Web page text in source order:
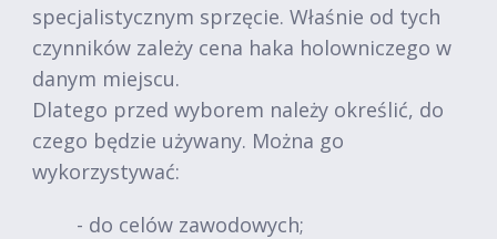
specjalistycznym sprzęcie. Właśnie od tych
czynników zależy cena haka holowniczego w
danym miejscu.
Dlatego przed wyborem należy określić, do
czego będzie używany. Można go
wykorzystywać:
- do celów zawodowych;